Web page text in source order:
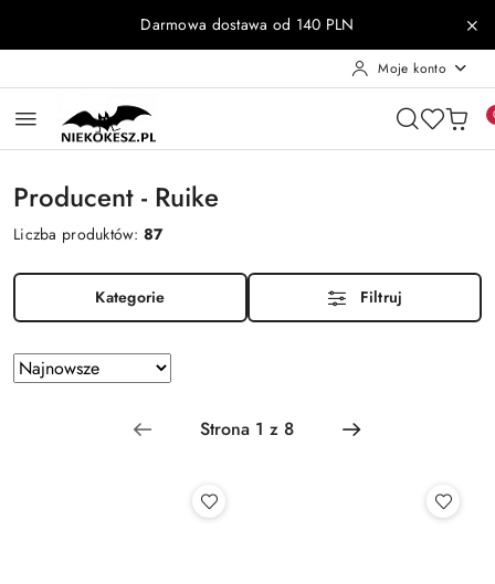
Przejdź do treści głównej
Przejdź do wyszukiwarki
Przejdź do moje konto
Przejdź do menu głównego
Przejdź do stopkiDarmowa dostawa od 140 PLN
Moje konto
Producent - Ruike
Liczba produktów:87
Kategorie Filtruj
Zastosowano
sortowanie:
Sortuj
według